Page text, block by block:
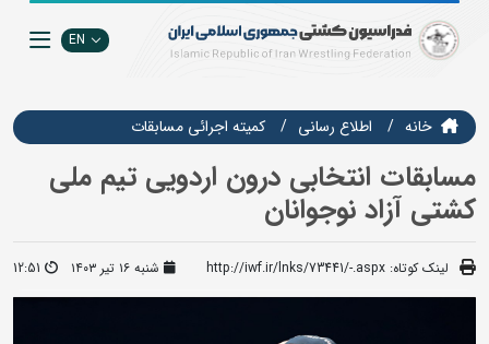
EN
خانه اطلاع رسانی كميته اجرائي مسابقات
مسابقات انتخابی درون اردویی تیم ملی
کشتی آزاد نوجوانان
لینک کوتاه: http://iwf.ir/lnks/73441/-.aspx شنبه ۱۶ تیر ۱۴۰۳ 12:51